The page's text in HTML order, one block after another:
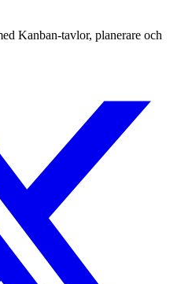
Kanban-tavlor, planerare och